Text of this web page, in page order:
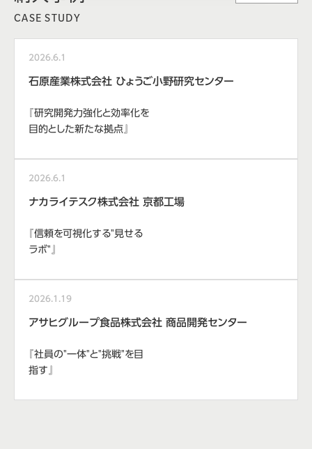
CASE STUDY
2026.6.1
石原産業株式会社 ひょうご小野研究センター
『研究開発力強化と効率化を
目的とした新たな拠点』
2026.6.1
ナカライテスク株式会社 京都工場
『信頼を可視化する"見せる
ラボ"』
2026.1.19
アサヒグループ食品株式会社 商品開発センター
『社員の"一体"と"挑戦"を目
指す』